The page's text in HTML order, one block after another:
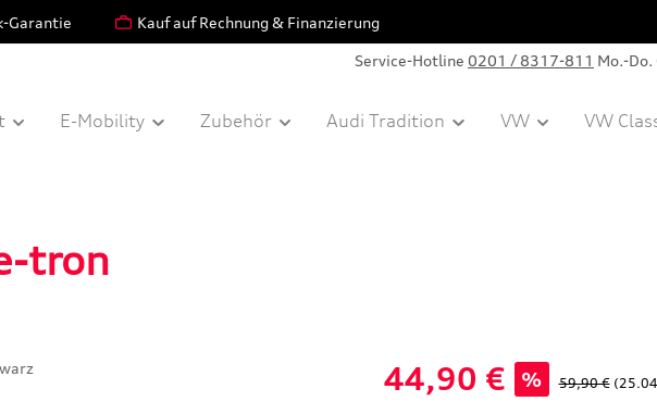
Garantie Kauf auf Rechnung & Finanzierung
Service-Hotline 0201 / 8317-811 Mo.-
E-Mobility Zubehör Audi Tradition VW VW
tron
Verkaufspreis:
44,90 € % Regulärer Preis:
59,90 €